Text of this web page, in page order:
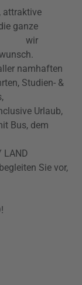
attraktive
ganze
namhaften
Studien- &
Urlaub,
Bus, dem
LAND
Sie vor,